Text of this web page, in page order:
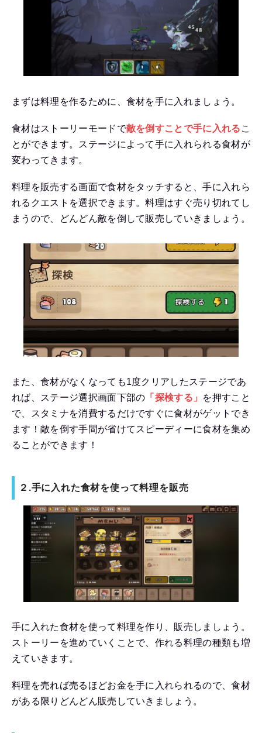
まずは料理を作るために、食材を手に入れましょう。
食材はストーリーモードで敵を倒すことで手に入れる こ
とができます。ステージによって手に入れられる食材が
変わってきます。
料理を販売する画面で食材をタッチすると、手に入れら
れるクエストを選択できます。料理はすぐ売り切れてし
まうので、どんどん敵を倒して販売していきましょう。
また、食材がなくなっても1度クリアしたステージであ
れば、ステージ選択画面下部の 「探検する」 を押すこと
で、スタミナを消費するだけですぐに食材がゲットでき
ます！敵を倒す手間が省けてスピーディーに食材を集め
ることができます！
２.手に入れた食材を使って料理を販売
手に入れた食材を使って料理を作り、販売しましょう。
ストーリーを進めていくことで、作れる料理の種類も増
えていきます。
料理を売れば売るほどお金を手に入れられるので、食材
がある限りどんどん販売していきましょう。